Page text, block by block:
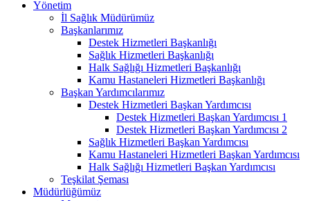
Yönetim
İl Sağlık Müdürümüz
Başkanlarımız
Destek Hizmetleri Başkanlığı
Sağlık Hizmetleri Başkanlığı
Halk Sağlığı Hizmetleri Başkanlığı
Kamu Hastaneleri Hizmetleri Başkanlığı
Başkan Yardımcılarımız
Destek Hizmetleri Başkan Yardımcısı
Destek Hizmetleri Başkan Yardımcısı 1
Destek Hizmetleri Başkan Yardımcısı 2
Sağlık Hizmetleri Başkan Yardımcısı
Kamu Hastaneleri Hizmetleri Başkan Yardımcısı
Halk Sağlığı Hizmetleri Başkan Yardımcısı
Teşkilat Şeması
Müdürlüğümüz